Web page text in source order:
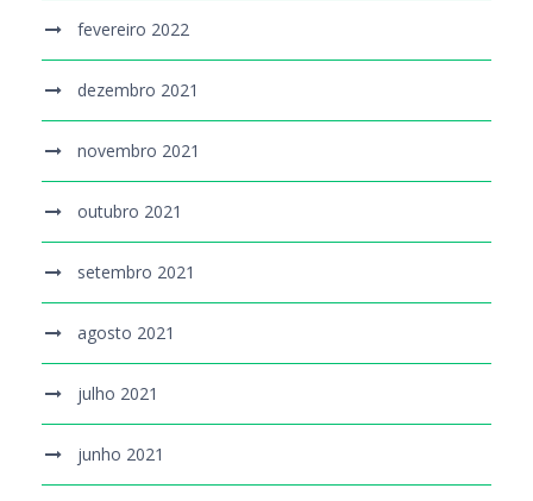
fevereiro 2022
dezembro 2021
novembro 2021
outubro 2021
setembro 2021
agosto 2021
julho 2021
junho 2021